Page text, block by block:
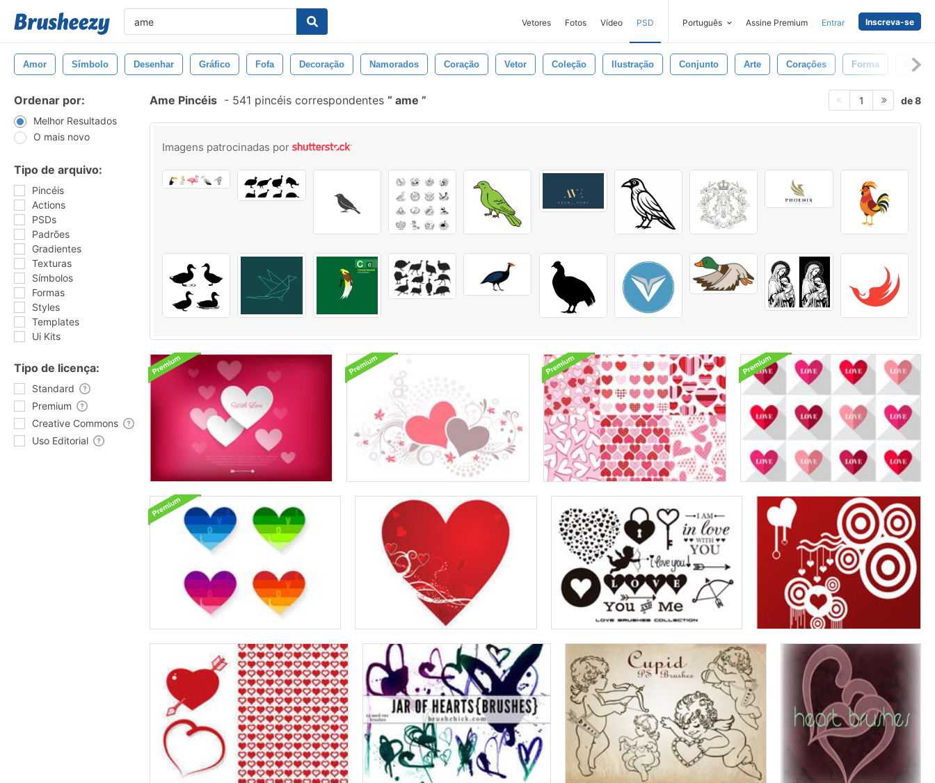
Vetores Fotos Vídeo PSD Português Assine Premium Entrar Inscreva-se
Amor Símbolo Desenhar Gráfico Fofa Decoração Namorados Coração Vetor Coleção Ilustração Conjunto Arte Corações Forma Placa
Ordenar por:
Melhor Resultados
O mais novo
Tipo de arquivo:
Pincéis
Actions
PSDs
Padrões
Gradientes
Texturas
Símbolos
Formas
Styles
Templates
Ui Kits
Tipo de licença:
Standard
Premium
Creative Commons
Uso Editorial
Ame Pincéis - 541 pincéis correspondentes ame 1 de 8
Imagens patrocinadas por